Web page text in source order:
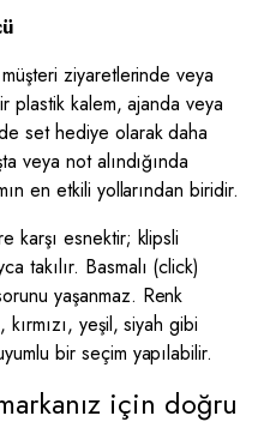
ziyaretlerinde veya
plastik kalem, ajanda veya
set hediye olarak daha
veya not alındığında
en etkili yollarından biridir.
karşı esnektir; klipsli
takılır. Basmalı (click)
yaşanmaz. Renk
yeşil, siyah gibi
bir seçim yapılabilir.
için doğru